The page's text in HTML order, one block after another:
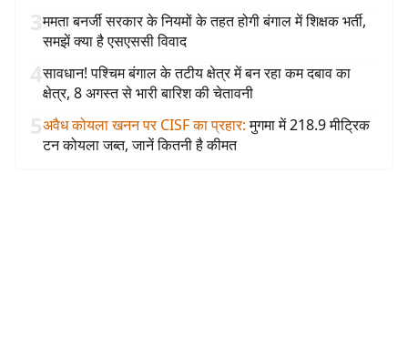
3ममता बनर्जी सरकार के नियमों के तहत होगी बंगाल में शिक्षक भर्ती,
समझें क्या है एसएससी विवाद
4सावधान! पश्चिम बंगाल के तटीय क्षेत्र में बन रहा कम दबाव का
क्षेत्र, 8 अगस्त से भारी बारिश की चेतावनी
5अवैध कोयला खनन पर CISF का प्रहार: मुगमा में 218.9 मीट्रिक
टन कोयला जब्त, जानें कितनी है कीमत